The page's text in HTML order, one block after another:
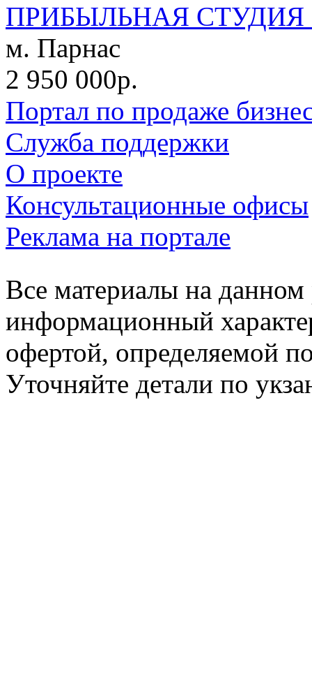
ПРИБЫЛЬНАЯ СТУДИЯ
м. Парнас
2 950 000р.
Портал по продаже
Служба поддержки
О проекте
Консультационные офисы
Реклама на портале
Все материалы на данном
информационный
офертой, определяемой
Уточняйте детали по